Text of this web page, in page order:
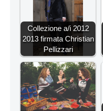
Collezione a/i 2012
2013 firmata Christian
Pellizzari